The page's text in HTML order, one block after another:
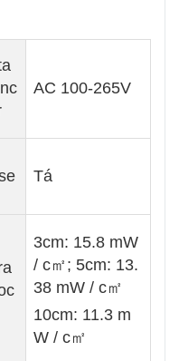
AC 100-265V
Tá
3cm: 15.8 mW
/ c㎡; 5cm: 13.
38 mW / c㎡
10cm: 11.3 m
W / c㎡